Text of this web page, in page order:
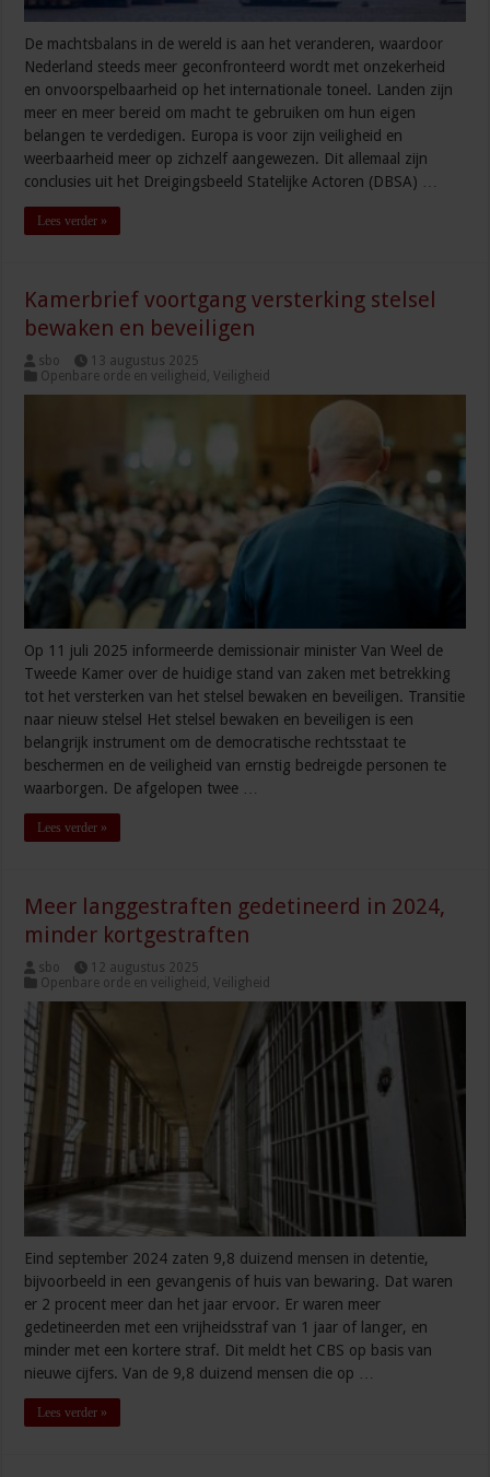
De machtsbalans in de wereld is aan het veranderen, waardoor
Nederland steeds meer geconfronteerd wordt met onzekerheid
en onvoorspelbaarheid op het internationale toneel. Landen zijn
meer en meer bereid om macht te gebruiken om hun eigen
belangen te verdedigen. Europa is voor zijn veiligheid en
weerbaarheid meer op zichzelf aangewezen. Dit allemaal zijn
conclusies uit het Dreigingsbeeld Statelijke Actoren (DBSA) …
Lees verder »
Kamerbrief voortgang versterking stelsel
bewaken en beveiligen
sbo
13 augustus 2025
Openbare orde en veiligheid
,Veiligheid
Op 11 juli 2025 informeerde demissionair minister Van Weel de
Tweede Kamer over de huidige stand van zaken met betrekking
tot het versterken van het stelsel bewaken en beveiligen. Transitie
naar nieuw stelsel Het stelsel bewaken en beveiligen is een
belangrijk instrument om de democratische rechtsstaat te
beschermen en de veiligheid van ernstig bedreigde personen te
waarborgen. De afgelopen twee …
Lees verder »
Meer langgestraften gedetineerd in 2024,
minder kortgestraften
sbo
12 augustus 2025
Openbare orde en veiligheid ,Veiligheid
Eind september 2024 zaten 9,8 duizend mensen in detentie,
bijvoorbeeld in een gevangenis of huis van bewaring. Dat waren
er 2 procent meer dan het jaar ervoor. Er waren meer
gedetineerden met een vrijheidsstraf van 1 jaar of langer, en
minder met een kortere straf. Dit meldt het CBS op basis van
nieuwe cijfers. Van de 9,8 duizend mensen die op …
Lees verder »